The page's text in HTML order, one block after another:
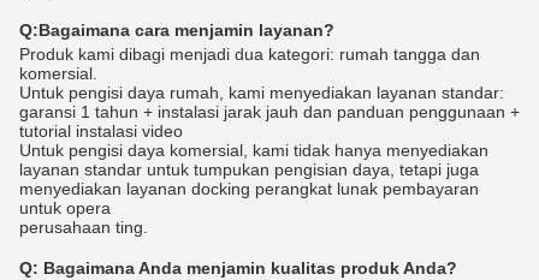
Q:Bagaimana cara menjamin layanan?
Produk kami dibagi menjadi dua kategori: rumah tangga dan
komersial.
Untuk pengisi daya rumah, kami menyediakan layanan standar:
garansi 1 tahun + instalasi jarak jauh dan panduan penggunaan +
tutorial instalasi video
Untuk pengisi daya komersial, kami tidak hanya menyediakan
layanan standar untuk tumpukan pengisian daya, tetapi juga
menyediakan layanan docking perangkat lunak pembayaran
untuk opera
perusahaan ting.
Q: Bagaimana Anda menjamin kualitas produk Anda?